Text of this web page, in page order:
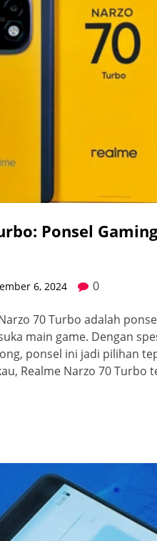
Ponsel
6, 2024 0
70 Turbo adalah
main game. Dengan
ponsel ini jadi pilihan
Realme Narzo 70 Turbo